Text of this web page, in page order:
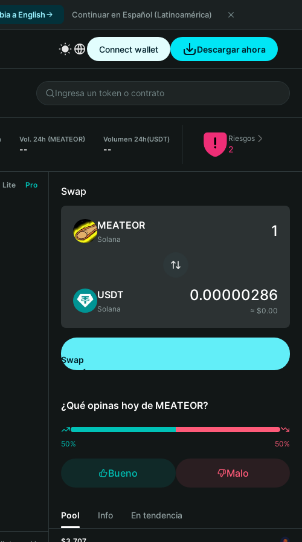
a English Continuar en Español (Latinoamérica)
Connect wallet Descargar ahora
Vol. 24h (MEATEOR)
--
Volumen 24h(USDT)
--
Riesgos
2
Lite Pro
Swap
MEATEOR
Solana
USDT
Solana
0.00000286
≈ $0.00
Swap
¿Qué opinas hoy de MEATEOR?
50% 50%
Bueno Malo
Pool Info En tendencia